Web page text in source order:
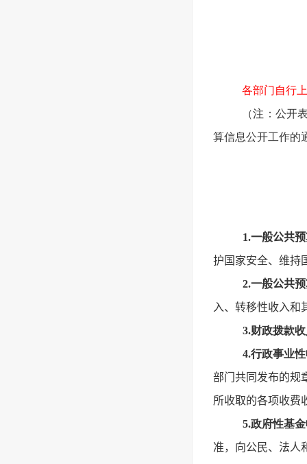
各部门自行
（注：公开
算信息公开工作的
1.一般公共
护国家安全、维持
2.一般公共
入、转移性收入和
3.财政拨款
4.行政事业
部门共同发布的规
所收取的各项收费
5.政府性基
准，向公民、法人